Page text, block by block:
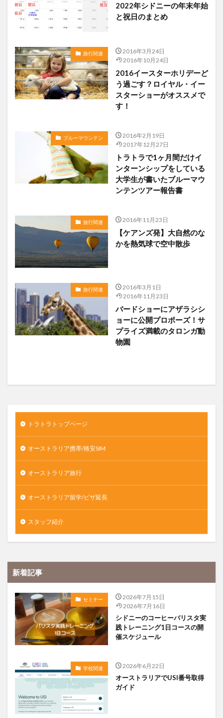
2022年シドニーの年末年始
と祝日のまとめ
旅行関連
2016年3月24日
2016年10月24日
2016イースターホリデーど
う過ごす？ロイヤル・イー
スターショーがオススメで
す！
ブルーマウンテン
2016年2月19日
2017年12月27日
トラトラで1ヶ月間だけイ
ンターンシップをしている
大学生が書いたブルーマウ
ンテンツアー報告書
旅行関連 2016年11月23日
【ケアンズ発】大自然のな
かを熱気球で空中散歩
旅行関連
2016年3月1日
2016年11月23日
バードショーにアザラシシ
ョーに公開プロポーズ！サ
プライズ満載のタロンガ動
物園
トラトラトップページ
オーストラリア携帯/格安SIM
オーストラリア旅行
オーストラリア留学/ビザ延長
スタッフ紹介
新着記事
セミナー
2026年7月15日
2026年7月16日
シドニーのコーヒーバリスタ実
践トレーニング1日コースの開
催スケジュール
学校関連 2026年6月22日
オーストラリアでUSI番号取得
ガイド